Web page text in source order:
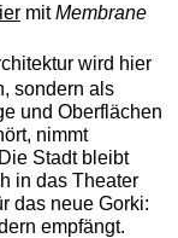
mit ­Membrane
wird hier
sondern als
und Oberflächen
nimmt
Stadt bleibt
in das Theater
das neue Gorki:
empfängt.